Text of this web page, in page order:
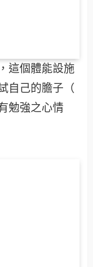
這個體能設施
自己的膽子（
勉強之心情